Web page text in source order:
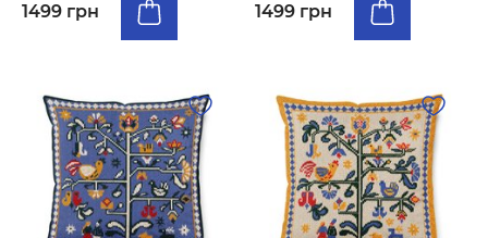
1499 грн 1499 грн